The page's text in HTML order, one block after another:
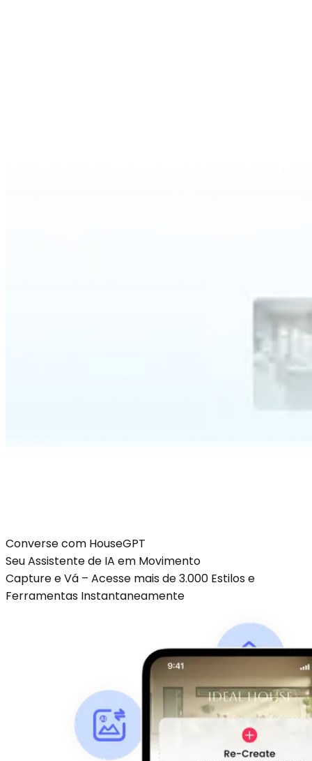
Converse com HouseGPT
Seu Assistente de IA em Movimento
Capture e Vá – Acesse mais de 3.000 Estilos e
Ferramentas Instantaneamente